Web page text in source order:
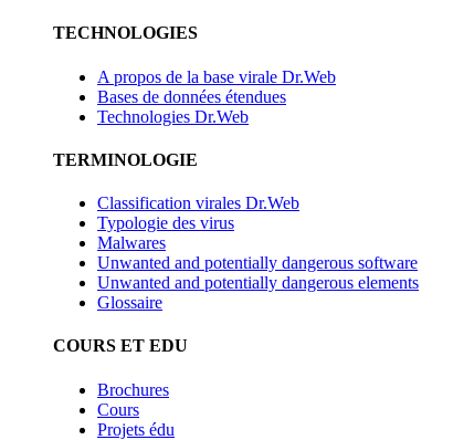
TECHNOLOGIES
A propos de la base virale Dr.Web
Bases de données étendues
Technologies Dr.Web
TERMINOLOGIE
Classification virales Dr.Web
Typologie des virus
Malwares
Unwanted and potentially dangerous software
Unwanted and potentially dangerous elements
Glossaire
COURS ET EDU
Brochures
Cours
Projets édu